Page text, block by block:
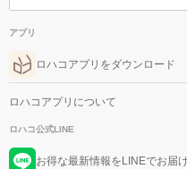
アプリ
ロハコアプリをダウンロード
ロハコアプリについて
ロハコ公式LINE
お得な最新情報をLINEでお届